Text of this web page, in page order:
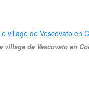
village de Vescovato en